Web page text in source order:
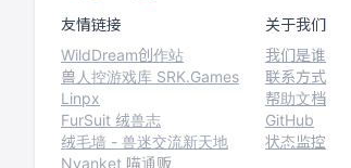
友情链接
WildDream创作站
兽人控游戏库 SRK.Games
Linpx
FurSuit 绒兽志
绒毛墙 - 兽迷交流新天地
Nyanket 喵通贩
关于我们
我们是谁
联系方式
帮助文档
GitHub
状态监控